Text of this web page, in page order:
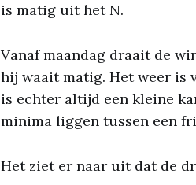
is matig uit het N.
Vanaf maandag draait de
hij waait matig. Het weer is
is echter altijd een kleine
minima liggen tussen een
Het ziet er naar uit dat de